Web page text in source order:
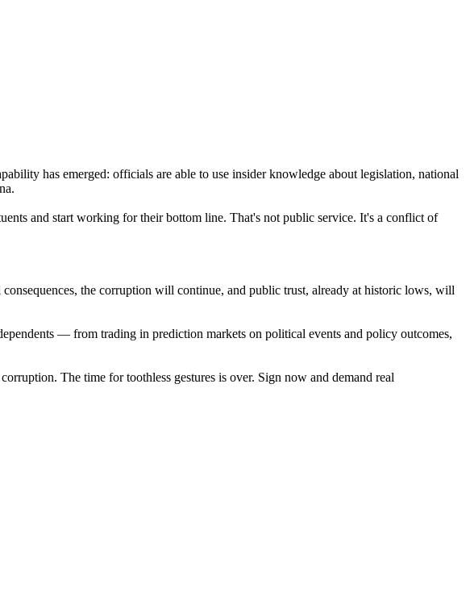
has emerged: officials are able to use insider knowledge about legislation, national
and start working for their bottom line. That's not public service. It's a conflict of
the corruption will continue, and public trust, already at historic lows, will
— from trading in prediction markets on political events and policy outcomes,
The time for toothless gestures is over. Sign now and demand real